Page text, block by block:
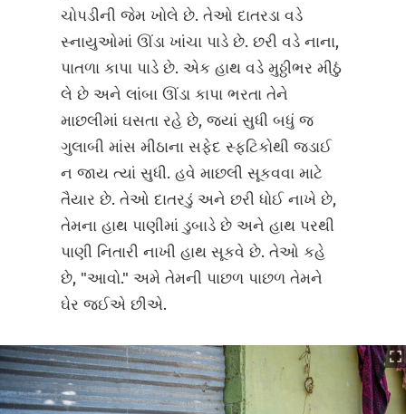
ચોપડીની જેમ ખોલે છે. તેઓ દાતરડા વડે
સ્નાયુઓમાં ઊંડા ખાંચા પાડે છે. છરી વડે નાના,
પાતળા કાપા પાડે છે. એક હાથ વડે મુઠ્ઠીભર મીઠું
લે છે અને લાંબા ઊંડા કાપા ભરતા તેને
માછલીમાં ઘસતા રહે છે, જ્યાં સુધી બધું જ
ગુલાબી માંસ મીઠાના સફેદ સ્ફટિકોથી જડાઈ
ન જાય ત્યાં સુધી. હવે માછલી સૂકવવા માટે
તૈયાર છે. તેઓ દાતરડું અને છરી ધોઈ નાખે છે,
તેમના હાથ પાણીમાં ડુબાડે છે અને હાથ પરથી
પાણી નિતારી નાખી હાથ સૂકવે છે. તેઓ કહે
છે, "આવો." અમે તેમની પાછળ પાછળ તેમને
ઘેર જઈએ છીએ.